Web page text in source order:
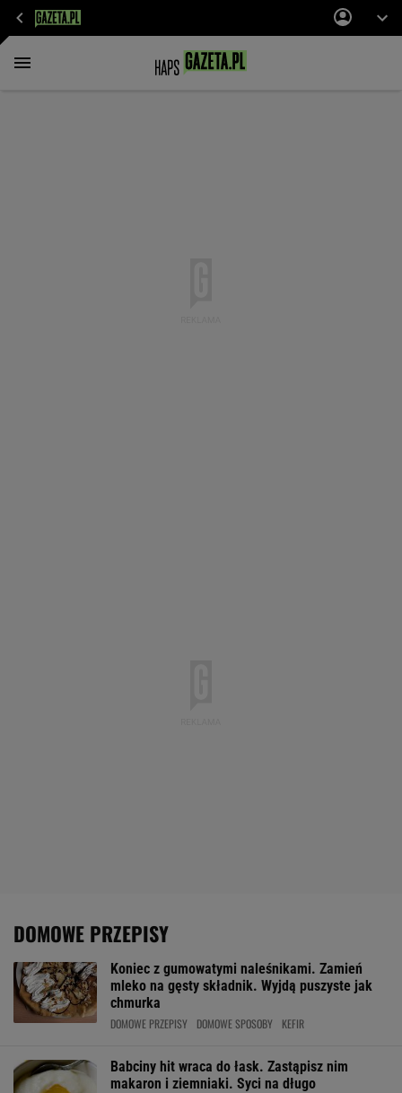
DOMOWE PRZEPISY
Koniec z gumowatymi naleśnikami. Zamień
mleko na gęsty składnik. Wyjdą puszyste jak
chmurka
DOMOWE PRZEPISY DOMOWE SPOSOBY KEFIR
Babciny hit wraca do łask. Zastąpisz nim
makaron i ziemniaki. Syci na długo